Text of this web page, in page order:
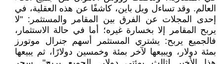
العالم. وقد تساءل ويل باين، كاشفًا عن هذه العقلية، في
إحدى المجلات عن الفرق بين المقامر والمستثمر: "لا
يربح المقامر إلا بخسارة غيره؛ أما في حالة الاستثمار،
فالجميع يربح: يشتري المستثمر أسهم جنرال موتورز
بمئة دولار، ويبيعها لآخر بمئة وخمسين دولارًا، ثم يبيعها